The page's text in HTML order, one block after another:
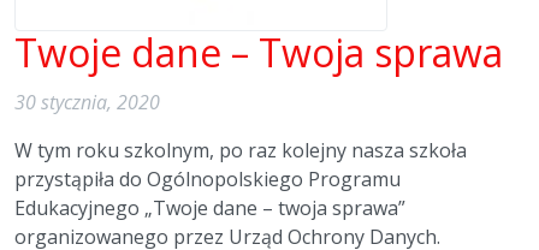
Twoje dane – Twoja sprawa
30 stycznia, 2020
W tym roku szkolnym, po raz kolejny nasza szkoła
przystąpiła do Ogólnopolskiego Programu
Edukacyjnego „Twoje dane – twoja sprawa”
organizowanego przez Urząd Ochrony Danych.